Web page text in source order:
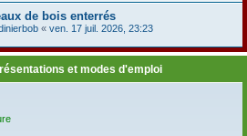
de bois enterrés
« ven. 17 juil. 2026, 23:23
et modes d'emploi